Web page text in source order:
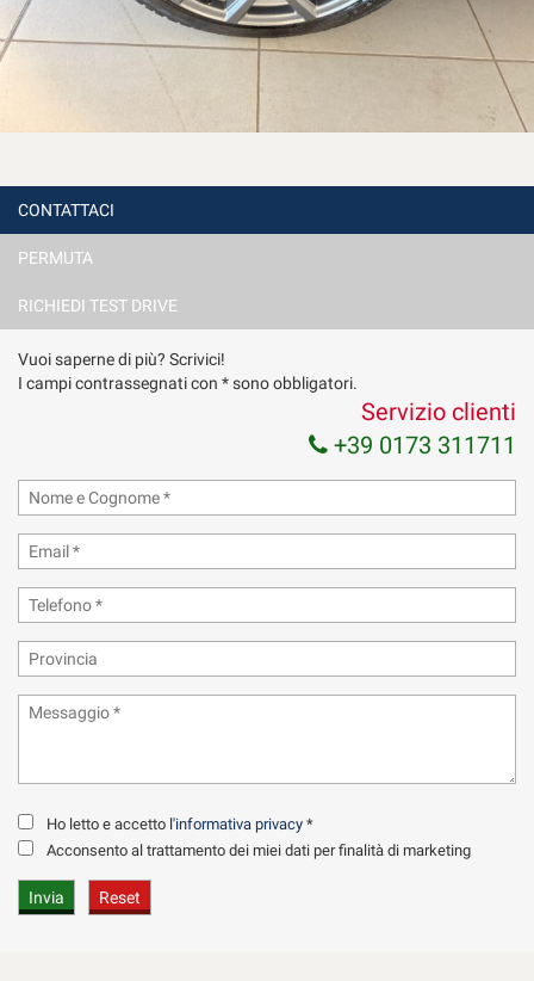
CONTATTACI
PERMUTA
RICHIEDI TEST DRIVE
Vuoi saperne di più? Scrivici!
I campi contrassegnati con * sono obbligatori.
Servizio clienti
+39 0173 311711
Ho letto e accetto l'informativa privacy *
Acconsento al trattamento dei miei dati per finalità di marketing